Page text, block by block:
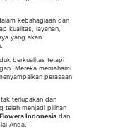
kebahagiaan dan
kualitas, layanan,
yang akan
berkualitas tetapi
Mereka memahami
perasaan
terlupakan dan
telah menjadi pilihan
Indonesia dan
Anda.